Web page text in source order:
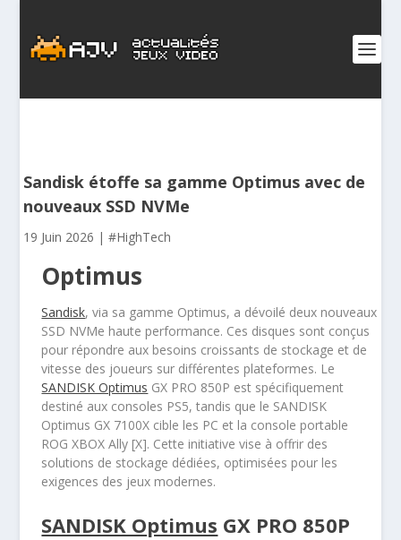
Sandisk étoffe sa gamme Optimus avec de
nouveaux SSD NVMe
19 Juin 2026 |#HighTech
Optimus
Sandisk, via sa gamme Optimus, a dévoilé deux nouveaux
SSD NVMe haute performance. Ces disques sont conçus
pour répondre aux besoins croissants de stockage et de
vitesse des joueurs sur différentes plateformes. Le
SANDISK Optimus GX PRO 850P est spécifiquement
destiné aux consoles PS5, tandis que le SANDISK
Optimus GX 7100X cible les PC et la console portable
ROG XBOX Ally [X]. Cette initiative vise à offrir des
solutions de stockage dédiées, optimisées pour les
exigences des jeux modernes.
SANDISK Optimus GX PRO 850P